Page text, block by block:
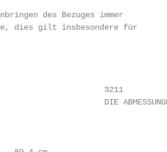
des Bezuges immer
dies gilt insbesondere für
3211
DIE